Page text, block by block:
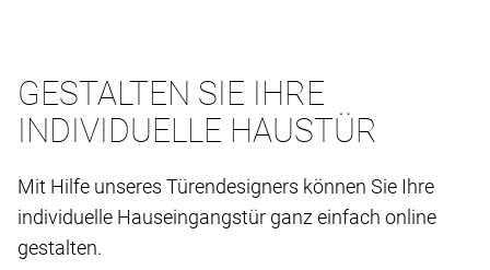
GESTALTEN SIE IHRE
INDIVIDUELLE HAUSTÜR
Mit Hilfe unseres Türendesigners können Sie Ihre
individuelle Hauseingangstür ganz einfach online
gestalten.